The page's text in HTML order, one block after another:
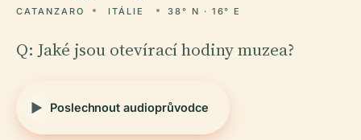
CATANZARO ITÁLIE 38° N · 16° E
Q: Jaké jsou otevírací hodiny muzea?
Poslechnout audioprůvodce